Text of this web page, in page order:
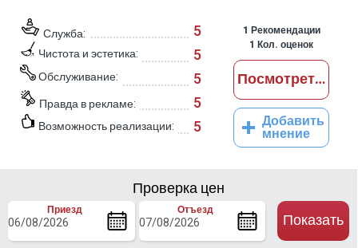
Служба: 5
Чистота и эстетика: 5
Обслуживание: 5
Правда в рекламе: 5
Возможность реализации: 5
1 Рекомендации
1 Кол. оценок
Посмотреть
Добавить
мнение
Проверка цен
Приезд Отъезд Показать